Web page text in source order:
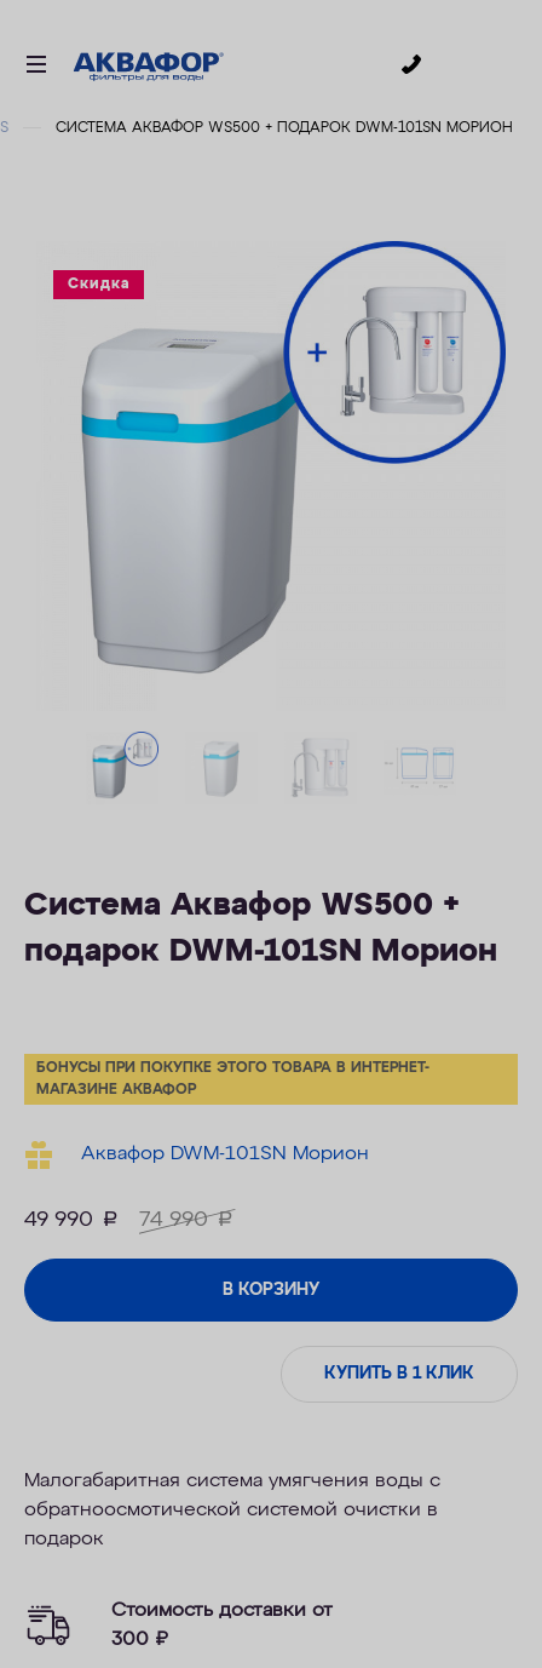
В КОТТЕДЖ
АКСЕССУАРЫ
СИСТЕМА АКВАФОР WS500 + ПОДАРОК DWM-101SN МОРИОН
Скидка
Система Аквафор WS500 +
подарок DWM-101SN Морион
БОНУСЫ ПРИ ПОКУПКЕ ЭТОГО ТОВАРА В ИНТЕРНЕТ-
МАГАЗИНЕ АКВАФОР
Аквафор DWM-101SN Морион
49 990 руб. 74 990руб.
В КОРЗИНУ
КУПИТЬ В 1 КЛИК
Малогабаритная система умягчения воды с
обратноосмотической системой очистки в
подарок
Стоимость доставки от
300 ₽